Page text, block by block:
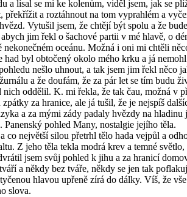
a lísal se mi ke kolenům, viděl jsem, jak se
překřížit a roztáhnout na tom vyprahlém a
Vytušil jsem, že chtějí být spolu a že
jim řekl o šachové partii v mé hlavě, o
nekonečném oceánu. Možná i oni mi chtěli
had byl obtočený okolo mého krku a já
nešlo uhnout, a tak jsem jim řekl něco
a že doufám, že za pár let se tím budu
nich oddělil. K. mi řekla, že tak čau, možná v
zpátky za hranice, ale já tušil, že je nejspíš
a za mými zády padaly hvězdy na
Panenský pohled Many, nostalgie jejího těla.
co největší silou přetrhl tělo hada vejpůl a
Z jeho těla tekla modrá krev a temné
jsem svůj pohled k jihu a za hranicí
a někdy bez tváře, někdy se jen tak
hlavou upřeně zírá do dálky. Víš, že
slova.